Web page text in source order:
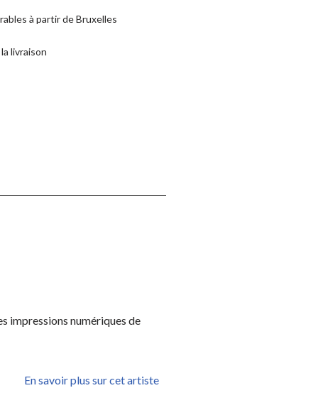
à partir de Bruxelles
livraison
impressions numériques de
En savoir plus sur cet artiste